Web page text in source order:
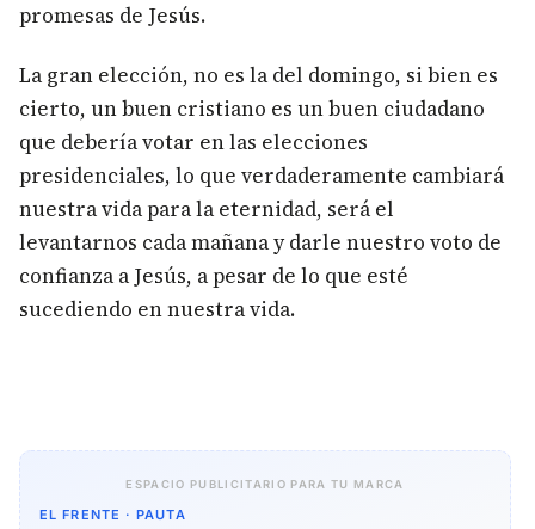
promesas de Jesús.
La gran elección, no es la del domingo, si bien es
cierto, un buen cristiano es un buen ciudadano
que debería votar en las elecciones
presidenciales, lo que verdaderamente cambiará
nuestra vida para la eternidad, será el
levantarnos cada mañana y darle nuestro voto de
confianza a Jesús, a pesar de lo que esté
sucediendo en nuestra vida.
ESPACIO PUBLICITARIO PARA TU MARCA
EL FRENTE · PAUTA